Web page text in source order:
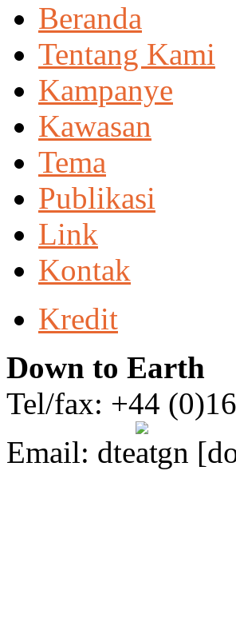
Beranda
Tentang Kami
Kampanye
Kawasan
Tema
Publikasi
Link
Kontak
Kredit
Down to Earth
Tel/fax: +44
Email: dte gn